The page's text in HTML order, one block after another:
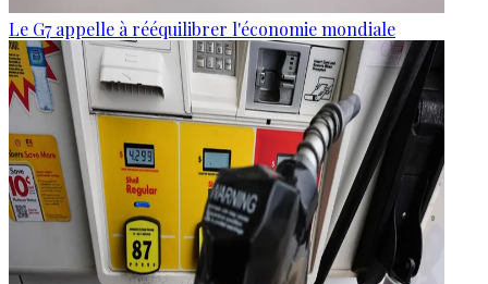
Le G7 appelle à rééquilibrer l'économie mondiale